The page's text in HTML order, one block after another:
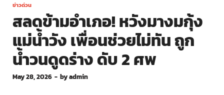
ข่าวด่วน
สลดข้ามอำเภอ! หวังมางมกุ้ง
แม่น้ำวัง เพื่อนช่วยไม่ทัน ถูก
น้ำวนดูดร่าง ดับ 2 ศพ
May 28, 2026 - byadmin